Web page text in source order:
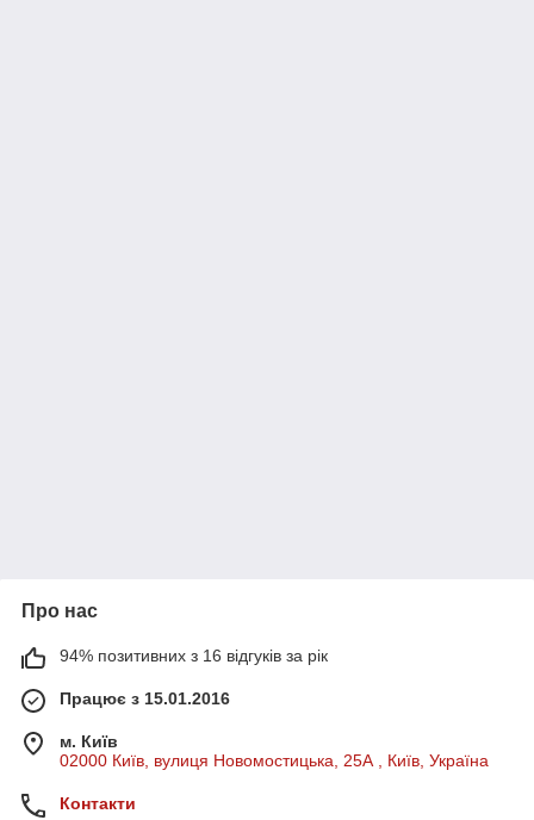
Про нас
94% позитивних з 16 відгуків за рік
Працює з 15.01.2016
м. Київ
02000 Київ, вулиця Новомостицька, 25А , Київ, Україна
Контакти